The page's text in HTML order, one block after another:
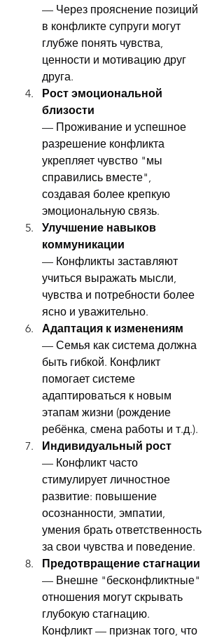
— Через прояснение позиций
в конфликте супруги могут
глубже понять чувства,
ценности и мотивацию друг
друга.
Рост эмоциональной
близости
— Проживание и успешное
разрешение конфликта
укрепляет чувство "мы
справились вместе",
создавая более крепкую
эмоциональную связь.
Улучшение навыков
коммуникации
— Конфликты заставляют
учиться выражать мысли,
чувства и потребности более
ясно и уважительно.
Адаптация к изменениям
— Семья как система должна
быть гибкой. Конфликт
помогает системе
адаптироваться к новым
этапам жизни (рождение
ребёнка, смена работы и т.д.).
Индивидуальный рост
— Конфликт часто
стимулирует личностное
развитие: повышение
осознанности, эмпатии,
умения брать ответственность
за свои чувства и поведение.
Предотвращение стагнации
— Внешне "бесконфликтные"
отношения могут скрывать
глубокую стагнацию.
Конфликт — признак того, что